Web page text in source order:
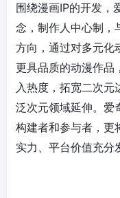
围绕漫画IP的开发，
念，制作人中心制，
方向，通过对多元化
更具品质的动漫作品
入热度，拓宽二次元
泛次元领域延伸。爱
构建者和参与者，更
实力、平台价值充分